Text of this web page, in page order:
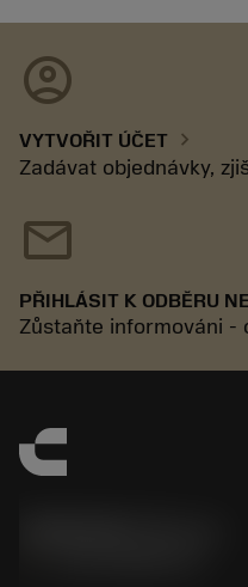
account_circle
VYTVOŘIT ÚČET chevron_right
Zadávat objednávky,
mail
PŘIHLÁSIT K ODBĚRU
Zůstaňte informováni -